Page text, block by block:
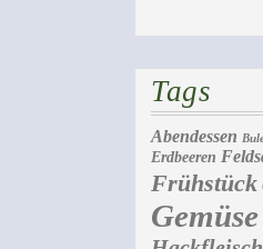
Tags
Abendessen
Erdbeeren
Frühstück
Gemüse